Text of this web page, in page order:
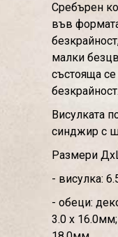
Сребърен
във
малки
състояща
безкрайност.
Висулката
синджир с
Размери
- висулка:
- обеци:
3.0 х